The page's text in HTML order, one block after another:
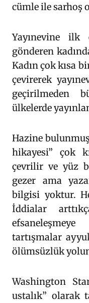
cümle ile sarhoş
Yayınevine ilk
gönderen
Kadın çok kısa
çevirerek
geçirilmeden
ülkelerde
Hazine
hikayesi” çok
çevrilir ve yüz
gezer ama
bilgisi yoktur.
İddialar
tartışmalar
ölümsüzlük
Washington
ustalık” olarak